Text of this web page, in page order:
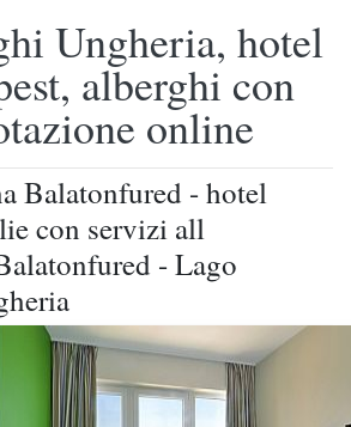
Ungheria, hotel
alberghi con
online
Balatonfured - hotel
con servizi all
- Lago